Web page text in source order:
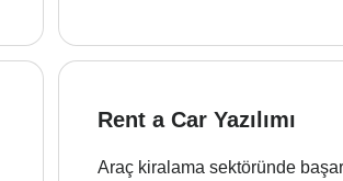
Rent a Car Yazılımı
Araç kiralama sektöründe